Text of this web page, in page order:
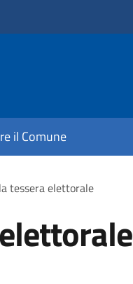
il Comune
tessera elettorale